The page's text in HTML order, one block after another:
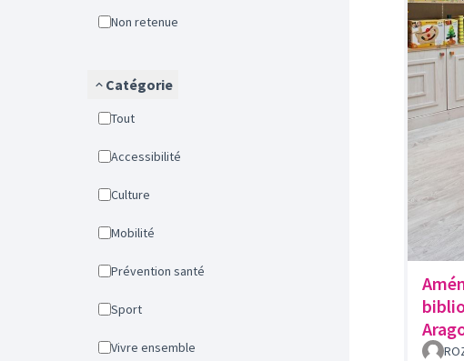
Non retenue
Catégorie
Tout
Accessibilité
Culture
Mobilité
Prévention santé
Sport
Vivre ensemble